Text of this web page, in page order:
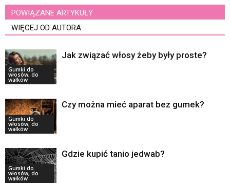
POWIĄZANE ARTYKUŁY
WIĘCEJ OD AUTORA
Gumki do
włosów, do
wałków
Jak związać włosy żeby były proste?
Gumki do
włosów, do
wałków
Czy można mieć aparat bez gumek?
Gumki do
włosów, do
wałków
Gdzie kupić tanio jedwab?